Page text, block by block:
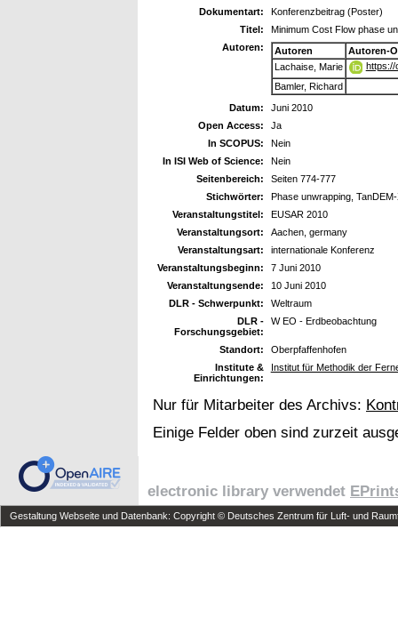
Dokumentart:
Konferenzbeitrag (Poster)
Titel:
Minimum Cost Flow phase
Autoren:
Autoren
Autoren-
Lachaise, Marie
https://
Bamler, Richard
Datum:
Juni 2010
Open Access:
Ja
In SCOPUS:
Nein
In ISI Web of Science:
Nein
Seitenbereich:
Seiten 774-777
Stichwörter:
Phase unwrapping,
Veranstaltungstitel:
EUSAR 2010
Veranstaltungsort:
Aachen, germany
Veranstaltungsart:
internationale Konferenz
Veranstaltungsbeginn:
7 Juni 2010
Veranstaltungsende:
10 Juni 2010
DLR - Schwerpunkt:
Weltraum
DLR -
Forschungsgebiet:
W EO - Erdbeobachtung
Standort:
Oberpfaffenhofen
Institute &
Einrichtungen:
Institut für Methodik der
Nur für Mitarbeiter des Archivs:
Einige Felder oben sind zurzeit
electronic library verwendet
Gestaltung Webseite und Datenbank: Copyright © Deutsches Zentrum für Luft- und